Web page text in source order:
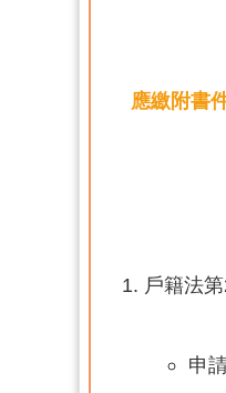
應繳附書
戶籍法
申